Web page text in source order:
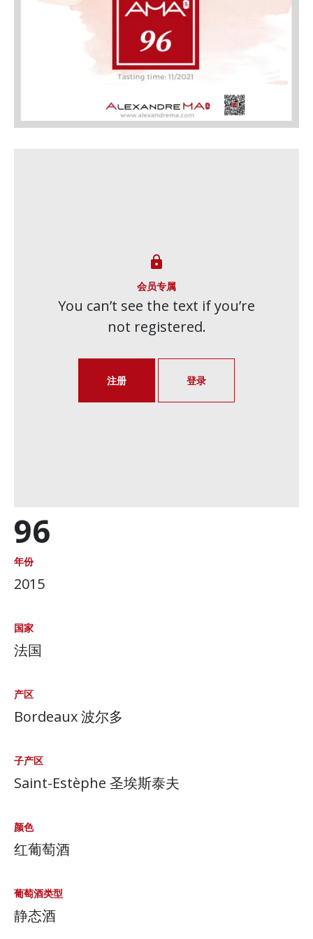
96
年份
2015
国家
法国
产区
Bordeaux 波尔多
子产区
Saint-Estèphe 圣埃斯泰夫
颜色
红葡萄酒
葡萄酒类型
静态酒

会员专属
You can’t see the text if you’re
not registered.
注册 登录